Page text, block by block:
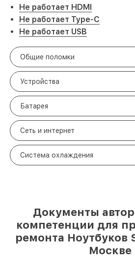
Не работает HDMI
Не работает Type-C
Не работает USB
Общие поломки
Устройства
Батарея
Сеть и интернет
Система охлаждения
Документы
компетенции для
ремонта Ноутбуков
Москве